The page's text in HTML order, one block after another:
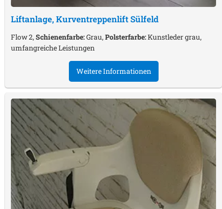
Liftanlage, KurventreppenliftSülfeld
Flow 2,Schienenfarbe:Grau,Polsterfarbe:Kunstleder grau,
umfangreiche Leistungen
Weitere Informationen